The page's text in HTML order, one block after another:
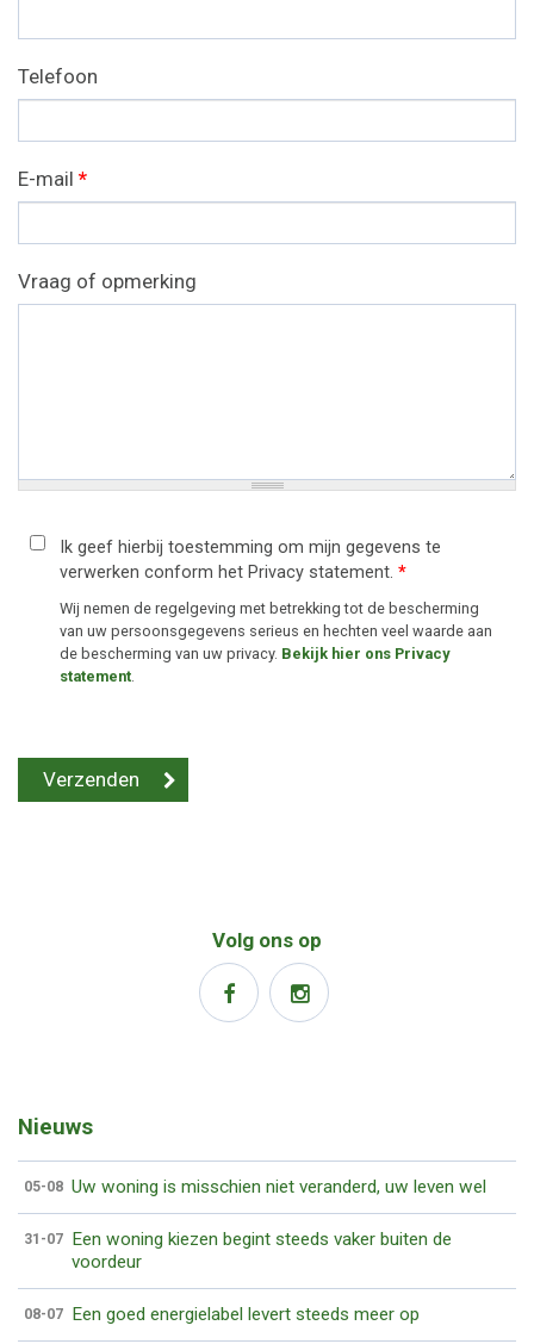
Telefoon
E-mail *
Vraag of opmerking
Ik geef hierbij toestemming om mijn gegevens te
verwerken conform het Privacy statement. *
Wij nemen de regelgeving met betrekking tot de bescherming
van uw persoonsgegevens serieus en hechten veel waarde aan
de bescherming van uw privacy. Bekijk hier ons Privacy
statement.
Volg ons op
Nieuws
05-08 Uw woning is misschien niet veranderd, uw leven wel
31-07 Een woning kiezen begint steeds vaker buiten de
voordeur
08-07 Een goed energielabel levert steeds meer op